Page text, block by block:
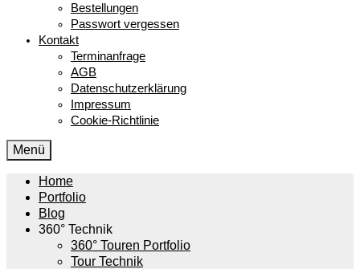
Bestellungen
Passwort vergessen
Kontakt
Terminanfrage
AGB
Datenschutzerklärung
Impressum
Cookie-Richtlinie
Menü
Home
Portfolio
Blog
360° Technik
360° Touren Portfolio
Tour Technik